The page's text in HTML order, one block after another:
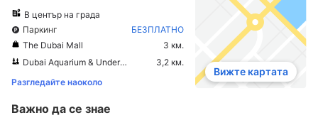
В център на града
Паркинг
БЕЗПЛАТНО
The Dubai Mall
3 км.
Dubai Aquarium & Underwater Zoo
3,2 км.
Разгледайте наоколо
Вижте картата
Важно да се знае